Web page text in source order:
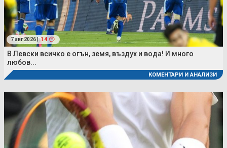
7 авг 2026 | 14
В Левски всичко е огън, земя, въздух и вода! И много
любов...
КОМЕНТАРИ И АНАЛИЗИ